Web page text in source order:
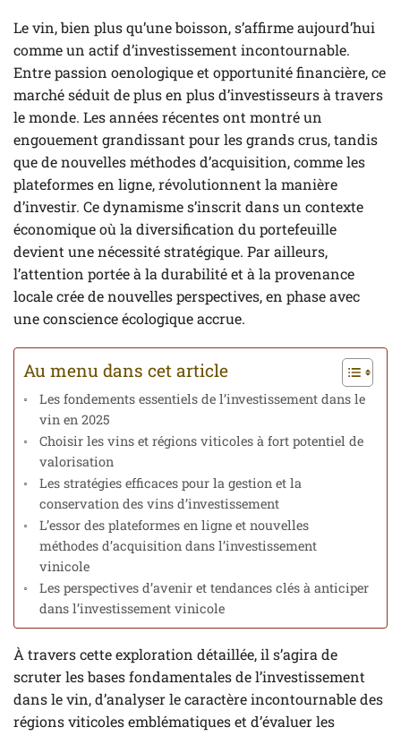
Le vin, bien plus qu’une boisson, s’affirme aujourd’hui
comme un actif d’investissement incontournable.
Entre passion oenologique et opportunité financière, ce
marché séduit de plus en plus d’investisseurs à travers
le monde. Les années récentes ont montré un
engouement grandissant pour les grands crus, tandis
que de nouvelles méthodes d’acquisition, comme les
plateformes en ligne, révolutionnent la manière
d’investir. Ce dynamisme s’inscrit dans un contexte
économique où la diversification du portefeuille
devient une nécessité stratégique. Par ailleurs,
l’attention portée à la durabilité et à la provenance
locale crée de nouvelles perspectives, en phase avec
une conscience écologique accrue.
Au menu dans cet article
Les fondements essentiels de l’investissement dans le
vin en 2025
Choisir les vins et régions viticoles à fort potentiel de
valorisation
Les stratégies efficaces pour la gestion et la
conservation des vins d’investissement
L’essor des plateformes en ligne et nouvelles
méthodes d’acquisition dans l’investissement
vinicole
Les perspectives d’avenir et tendances clés à anticiper
dans l’investissement vinicole
À travers cette exploration détaillée, il s’agira de
scruter les bases fondamentales de l’investissement
dans le vin, d’analyser le caractère incontournable des
régions viticoles emblématiques et d’évaluer les